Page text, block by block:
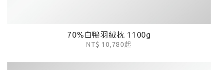
70%白鴨羽絨枕 1100g
NT$ 10,780起